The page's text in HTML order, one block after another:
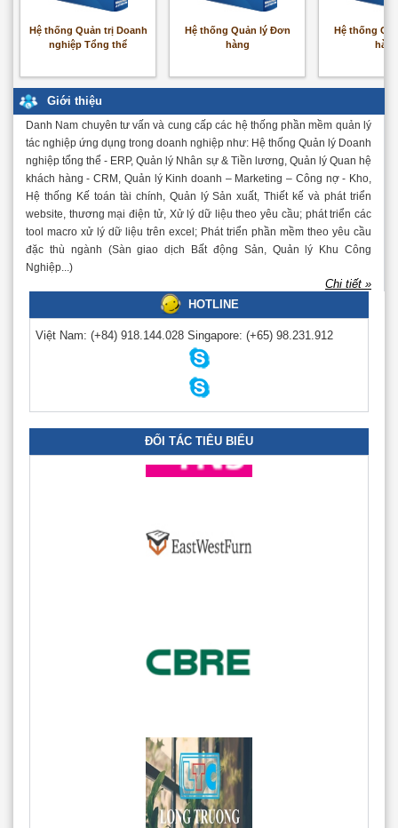
Hệ thống Quản trị Doanh
nghiệp Tổng thể
Hệ thống Quản lý Đơn
hàng
Hệ thống
hàng
Giới thiệu
Danh Nam chuyên tư vấn và cung cấp các hệ thống phần mềm quản lý
tác nghiệp ứng dụng trong doanh nghiệp như: Hệ thống Quản lý Doanh
nghiệp tổng thể - ERP, Quản lý Nhân sự & Tiền lương, Quản lý Quan hệ
khách hàng - CRM, Quản lý Kinh doanh – Marketing – Công nợ - Kho,
Hệ thống Kế toán tài chính, Quản lý Sản xuất, Thiết kế và phát triển
website, thương mại điện tử, Xử lý dữ liệu theo yêu cầu; phát triển các
tool macro xử lý dữ liệu trên excel; Phát triển phần mềm theo yêu cầu
đặc thù ngành (Sàn giao dịch Bất động Sản, Quản lý Khu Công
Nghiệp...)
Chi tiết »
HOTLINE
Việt Nam: (+84) 918.144.028 Singapore: (+65) 98.231.912
ĐỐI TÁC TIÊU BIỂU